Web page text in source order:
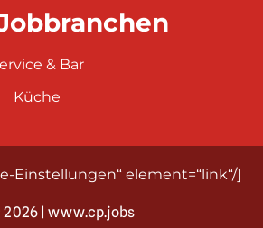
& Bar
Küche
Einstellungen“ element=“link“/]
2026 | www.cp.jobs